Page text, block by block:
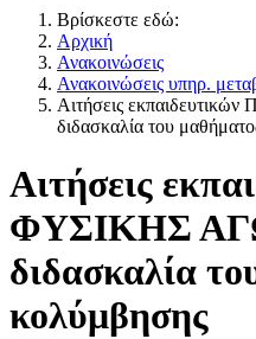
Βρίσκεστε εδώ:
Αρχική
Ανακοινώσεις
Ανακοινώσεις υπηρ.
Αιτήσεις
διδασκαλία του
Αιτήσεις
ΦΥΣΙΚΗΣ
διδασκαλία
κολύμβησης